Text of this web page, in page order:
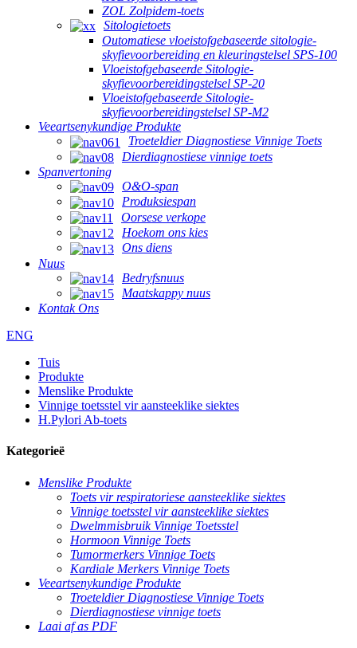
ZOL Zolpidem-toets
Sitologietoets
Outomatiese vloeistofgebaseerde sitologie-
skyfievoorbereiding en kleuringstelsel SPS-100
Vloeistofgebaseerde Sitologie-
skyfievoorbereidingstelsel SP-20
Vloeistofgebaseerde Sitologie-
skyfievoorbereidingstelsel SP-M2
Veeartsenykundige Produkte
Troeteldier Diagnostiese Vinnige Toets
Dierdiagnostiese vinnige toets
Spanvertoning
O&O-span
Produksiespan
Oorsese verkope
Hoekom ons kies
Ons diens
Nuus
Bedryfsnuus
Maatskappy nuus
Kontak Ons
ENG
Tuis
Produkte
Menslike Produkte
Vinnige toetsstel vir aansteeklike siektes
H.Pylori Ab-toets
Kategorieë
Menslike Produkte
Toets vir respiratoriese aansteeklike siektes
Vinnige toetsstel vir aansteeklike siektes
Dwelmmisbruik Vinnige Toetsstel
Hormoon Vinnige Toets
Tumormerkers Vinnige Toets
Kardiale Merkers Vinnige Toets
Veeartsenykundige Produkte
Troeteldier Diagnostiese Vinnige Toets
Dierdiagnostiese vinnige toets
Laai af as PDF